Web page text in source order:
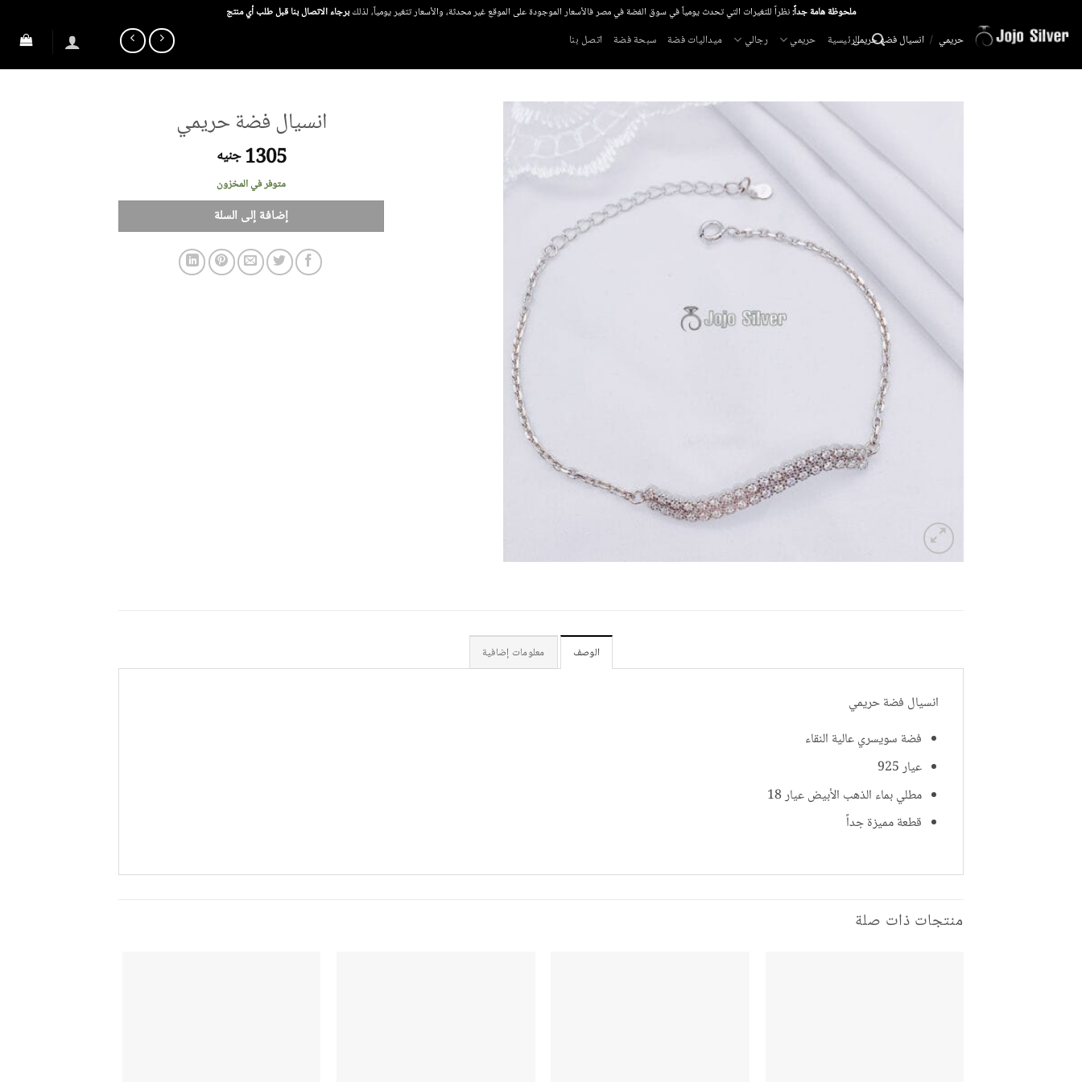
للمحتوى
ملحوظة هامة جداً:نظراً للتغيرات التي تحدث يومياً في سوق الفضة في مصر فالأسعار الموجودة على الموقع غير محدثة، والأسعار تتغير يومياً، لذلكبرجاء الاتصال بنا قبل طلب أي منتج
الرئيسية حريمي رجالي ميداليات فضة سبحة فضة اتصل بنا حريمي / انسيال فضه حريمى
انسيال فضة حريمي
1305 جنيه
متوفر في المخزون
إضافة إلى السلة
الوصف معلومات إضافية
انسيال فضة حريمي
فضة سويسري عالية النقاء
عيار 925
مطلي بماء الذهب الأبيض عيار 18
قطعة مميزة جداً
منتجات ذات صلة